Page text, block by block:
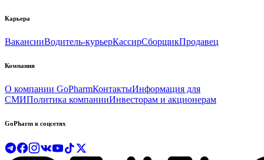
Карьера
ВакансииВодитель-курьерКассирСборщикПродавец
Компания
О компании GoPharmКонтактыИнформация для
СМИПолитика компанииИнвесторам и акционерам
GoPharm в соцсетях